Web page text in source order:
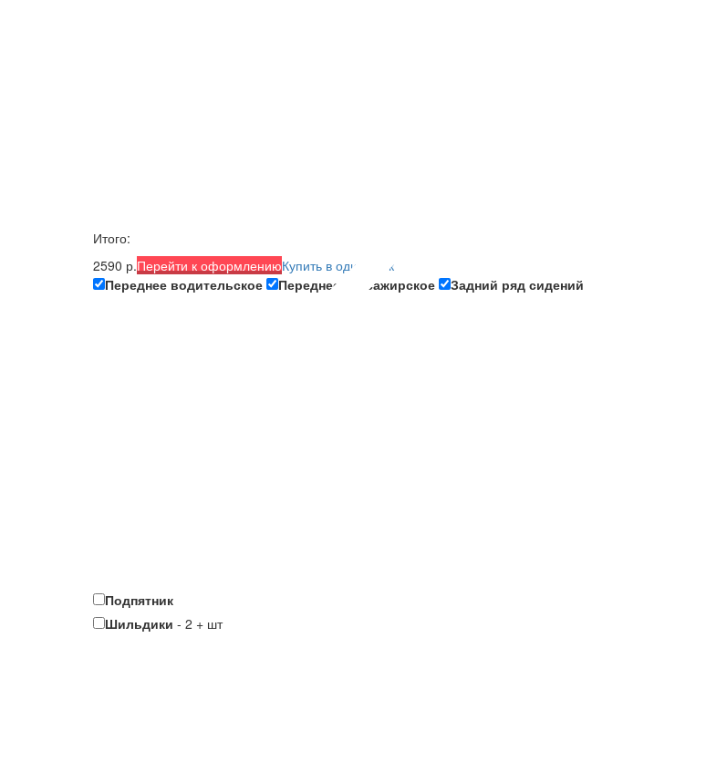
Итого:
2590 р.Перейти к оформлениюКупить в один клик
Переднее водительское
Переднее пассажирское Задний ряд сидений
Подпятник
Шильдики - 2 + шт